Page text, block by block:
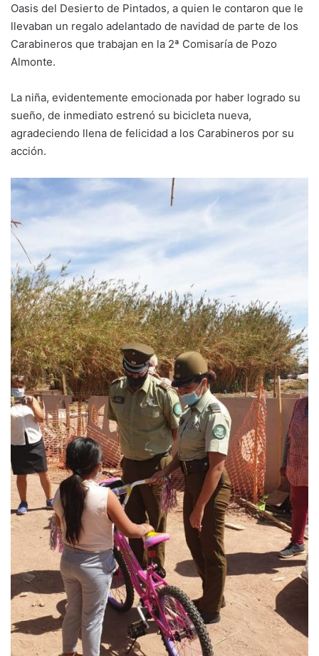
Oasis del Desierto de Pintados, a quien le contaron que le
llevaban un regalo adelantado de navidad de parte de los
Carabineros que trabajan en la 2ª Comisaría de Pozo
Almonte.
La niña, evidentemente emocionada por haber logrado su
sueño, de inmediato estrenó su bicicleta nueva,
agradeciendo llena de felicidad a los Carabineros por su
acción.